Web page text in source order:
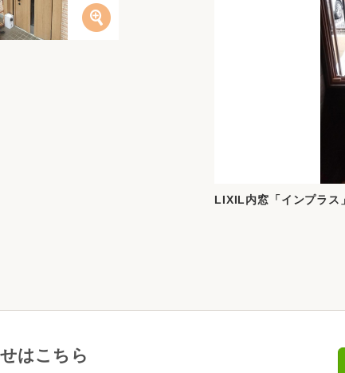
LIXIL内窓「インプラス
はこちら